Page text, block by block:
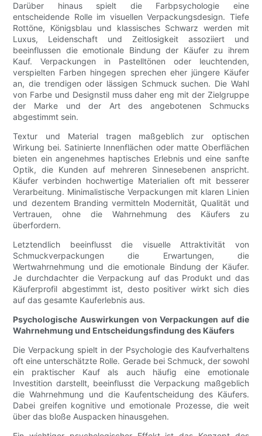
Darüber hinaus spielt die Farbpsychologie eine
entscheidende Rolle im visuellen Verpackungsdesign. Tiefe
Rottöne, Königsblau und klassisches Schwarz werden mit
Luxus, Leidenschaft und Zeitlosigkeit assoziiert und
beeinflussen die emotionale Bindung der Käufer zu ihrem
Kauf. Verpackungen in Pastelltönen oder leuchtenden,
verspielten Farben hingegen sprechen eher jüngere Käufer
an, die trendigen oder lässigen Schmuck suchen. Die Wahl
von Farbe und Designstil muss daher eng mit der Zielgruppe
der Marke und der Art des angebotenen Schmucks
abgestimmt sein.
Textur und Material tragen maßgeblich zur optischen
Wirkung bei. Satinierte Innenflächen oder matte Oberflächen
bieten ein angenehmes haptisches Erlebnis und eine sanfte
Optik, die Kunden auf mehreren Sinnesebenen anspricht.
Käufer verbinden hochwertige Materialien oft mit besserer
Verarbeitung. Minimalistische Verpackungen mit klaren Linien
und dezentem Branding vermitteln Modernität, Qualität und
Vertrauen, ohne die Wahrnehmung des Käufers zu
überfordern.
Letztendlich beeinflusst die visuelle Attraktivität von
Schmuckverpackungen die Erwartungen, die
Wertwahrnehmung und die emotionale Bindung der Käufer.
Je durchdachter die Verpackung auf das Produkt und das
Käuferprofil abgestimmt ist, desto positiver wirkt sich dies
auf das gesamte Kauferlebnis aus.
Psychologische Auswirkungen von Verpackungen auf die
Wahrnehmung und Entscheidungsfindung des Käufers
Die Verpackung spielt in der Psychologie des Kaufverhaltens
oft eine unterschätzte Rolle. Gerade bei Schmuck, der sowohl
ein praktischer Kauf als auch häufig eine emotionale
Investition darstellt, beeinflusst die Verpackung maßgeblich
die Wahrnehmung und die Kaufentscheidung des Käufers.
Dabei greifen kognitive und emotionale Prozesse, die weit
über das bloße Auspacken hinausgehen.